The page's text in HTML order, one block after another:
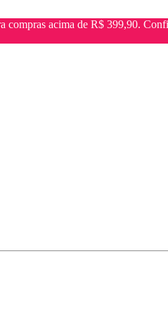
compras acima de R$ 399,90.